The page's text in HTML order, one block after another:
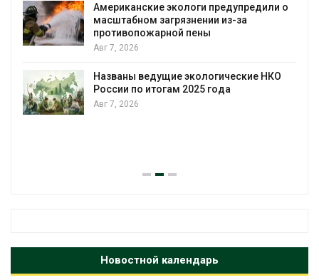
Американские экологи предупредили о
масштабном загрязнении из-за
противопожарной пены
Авг 7, 2026
Названы ведущие экологические НКО
России по итогам 2025 года
Авг 7, 2026
Новостной календарь